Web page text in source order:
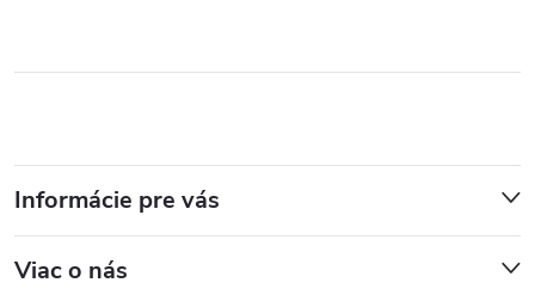
Informácie pre vás
Viac o nás